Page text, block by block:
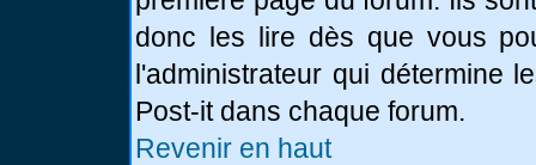
donc les lire dès que vous
l'administrateur qui détermine
Post-it dans chaque forum.
Revenir en haut